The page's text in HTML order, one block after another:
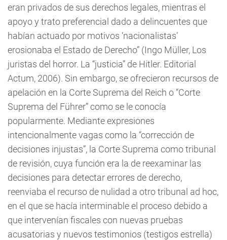
eran privados de sus derechos legales, mientras el
apoyo y trato preferencial dado a delincuentes que
habían actuado por motivos ‘nacionalistas’
erosionaba el Estado de Derecho” (Ingo Müller, Los
juristas del horror. La “justicia” de Hitler. Editorial
Actum, 2006). Sin embargo, se ofrecieron recursos de
apelación en la Corte Suprema del Reich o “Corte
Suprema del Führer” como se le conocía
popularmente. Mediante expresiones
intencionalmente vagas como la “corrección de
decisiones injustas”, la Corte Suprema como tribunal
de revisión, cuya función era la de reexaminar las
decisiones para detectar errores de derecho,
reenviaba el recurso de nulidad a otro tribunal ad hoc,
en el que se hacía interminable el proceso debido a
que intervenían fiscales con nuevas pruebas
acusatorias y nuevos testimonios (testigos estrella)